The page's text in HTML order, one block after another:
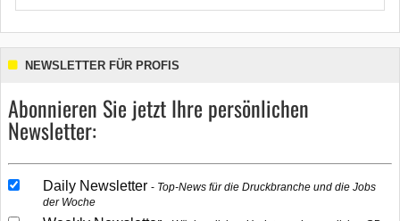
NEWSLETTER FÜR PROFIS
Abonnieren Sie jetzt Ihre persönlichen
Newsletter:
Daily Newsletter
Top-News für die Druckbranche und die Jobs
der Woche